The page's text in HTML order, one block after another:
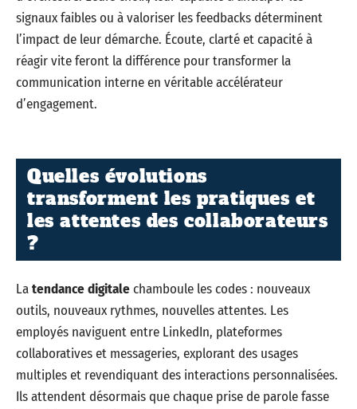
signaux faibles ou à valoriser les feedbacks déterminent
l’impact de leur démarche. Écoute, clarté et capacité à
réagir vite feront la différence pour transformer la
communication interne en véritable accélérateur
d’engagement.
Quelles évolutions
transforment les pratiques et
les attentes des collaborateurs
?
Latendance digitalechamboule les codes : nouveaux
outils, nouveaux rythmes, nouvelles attentes. Les
employés naviguent entre LinkedIn, plateformes
collaboratives et messageries, explorant des usages
multiples et revendiquant des interactions personnalisées.
Ils attendent désormais que chaque prise de parole fasse